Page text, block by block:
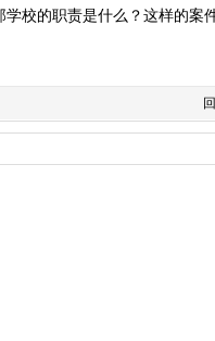
校的职责是什么？这样的案